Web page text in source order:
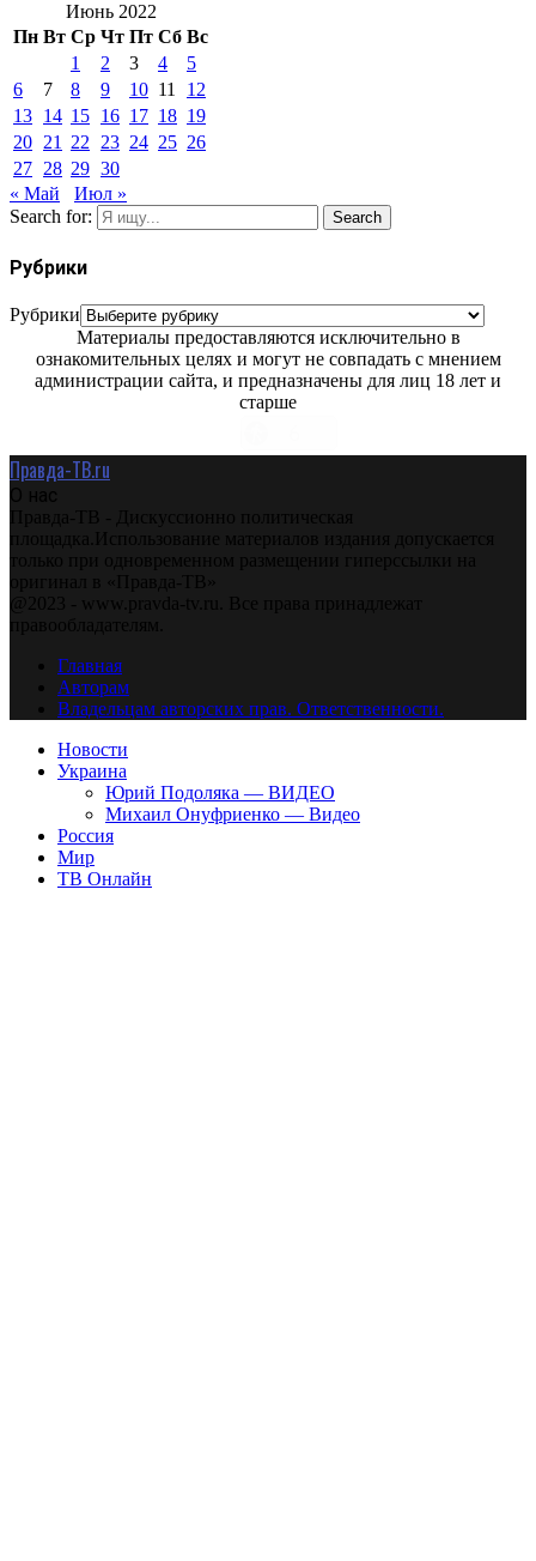
Июнь 2022
Пн Вт Ср Чт Пт Сб Вс
1
2 3 4
5
6
7 8 9 10 11
12
13 14 15 16 17 18 19
20 21 22 23 24 25 26
27 28 29 30
« Май
Июл »
Search for:
Search
Рубрики
Рубрики
Материалы предоставляются исключительно в
ознакомительных целях и могут не совпадать с мнением
администрации сайта, и предназначены для лиц 18 лет и
старше
Правда-ТВ.ru
О нас
Правда-ТВ - Дискуссионно политическая
площадка.Использование материалов издания допускается
только при одновременном размещении гиперссылки на
оригинал в «Правда-ТВ»
@2023 - www.pravda-tv.ru. Все права принадлежат
правообладателям.
Главная
Авторам
Владельцам авторских прав. Ответственности.
Новости
Украина
Юрий Подоляка — ВИДЕО
Михаил Онуфриенко — Видео
Россия
Мир
ТВ Онлайн